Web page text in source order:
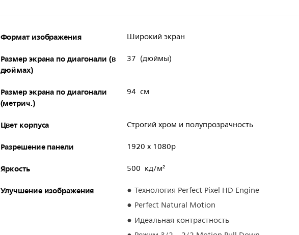
Формат изображения Широкий экран
Размер экрана по диагонали (в
дюймах)
37 (дюймы)
Размер экрана по диагонали
(метрич.)
94 см
Цвет корпуса Строгий хром и полупрозрачность
Разрешение панели 1920 x 1080р
Яркость 500 кд/м²
Улучшение изображения
Технология Perfect Pixel HD Engine
Perfect Natural Motion
Идеальная контрастность